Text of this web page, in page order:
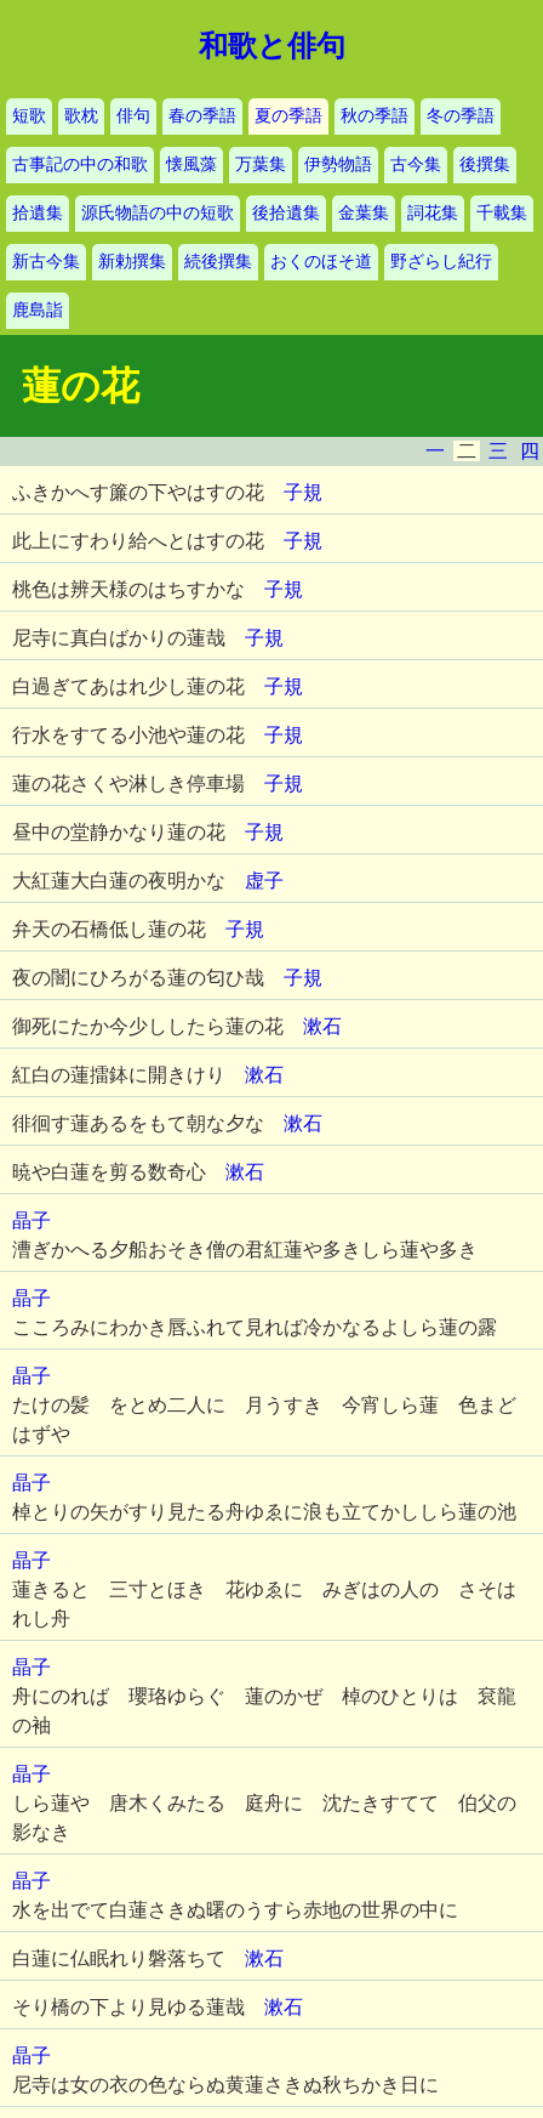
和歌と俳句
短歌 歌枕 俳句 春の季語 夏の季語 秋の季語 冬の季語
古事記の中の和歌 懐風藻 万葉集 伊勢物語 古今集 後撰集
拾遺集 源氏物語の中の短歌 後拾遺集 金葉集 詞花集 千載集
新古今集 新勅撰集 続後撰集 おくのほそ道 野ざらし紀行
鹿島詣
蓮の花
一 二 三
四
ふきかへす簾の下やはすの花 子規
此上にすわり給へとはすの花 子規
桃色は辨天様のはちすかな 子規
尼寺に真白ばかりの蓮哉 子規
白過ぎてあはれ少し蓮の花 子規
行水をすてる小池や蓮の花 子規
蓮の花さくや淋しき停車場 子規
昼中の堂静かなり蓮の花 子規
大紅蓮大白蓮の夜明かな 虚子
弁天の石橋低し蓮の花 子規
夜の闇にひろがる蓮の匂ひ哉 子規
御死にたか今少ししたら蓮の花 漱石
紅白の蓮擂鉢に開きけり 漱石
徘徊す蓮あるをもて朝な夕な 漱石
暁や白蓮を剪る数奇心 漱石
晶子
漕ぎかへる夕船おそき僧の君紅蓮や多きしら蓮や多き
晶子
こころみにわかき唇ふれて見れば冷かなるよしら蓮の露
晶子
たけの髪 をとめ二人に 月うすき 今宵しら蓮 色まど
はずや
晶子
棹とりの矢がすり見たる舟ゆゑに浪も立てかししら蓮の池
晶子
蓮きると 三寸とほき 花ゆゑに みぎはの人の さそは
れし舟
晶子
舟にのれば 瓔珞ゆらぐ 蓮のかぜ 棹のひとりは 袞龍
の袖
晶子
しら蓮や 唐木くみたる 庭舟に 沈たきすてて 伯父の
影なき
晶子
水を出でて白蓮さきぬ曙のうすら赤地の世界の中に
白蓮に仏眠れり磐落ちて 漱石
そり橋の下より見ゆる蓮哉 漱石
晶子
尼寺は女の衣の色ならぬ黄蓮さきぬ秋ちかき日に